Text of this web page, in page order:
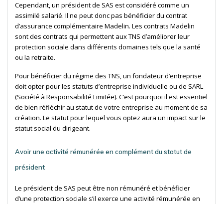
Cependant, un président de SAS est considéré comme un
assimilé salarié. Il ne peut donc pas bénéficier du contrat
d’assurance complémentaire Madelin. Les contrats Madelin
sont des contrats qui permettent aux TNS d’améliorer leur
protection sociale dans différents domaines tels que la santé
ou la retraite.
Pour bénéficier du régime des TNS, un fondateur d’entreprise
doit opter pour les statuts d’entreprise individuelle ou de SARL
(Société à Responsabilité Limitée). C’est pourquoi il est essentiel
de bien réfléchir au statut de votre entreprise au moment de sa
création. Le statut pour lequel vous optez aura un impact sur le
statut social du dirigeant.
Avoir une activité rémunérée en complément du statut de
président
Le président de SAS peut être non rémunéré et bénéficier
d’une protection sociale s’il exerce une activité rémunérée en